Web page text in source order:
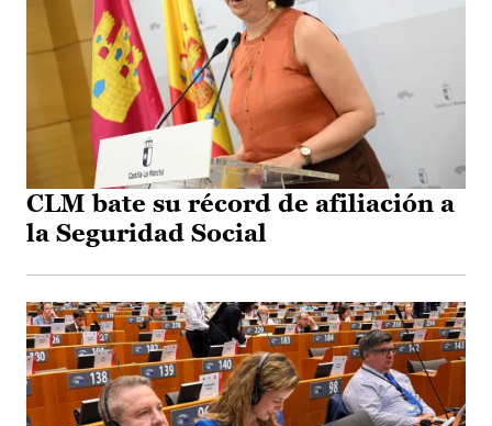
CLM bate su récord de afiliación a
la Seguridad Social